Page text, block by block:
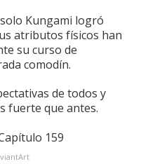
Kungami logró
atributos físicos han
su curso de
comodín.
de todos y
fuerte que antes.